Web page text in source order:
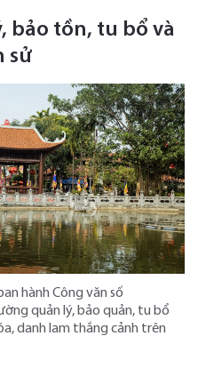
bảo tồn, tu bổ và
sử
hành Công văn số
quản lý, bảo quản, tu bổ
danh lam thắng cảnh trên